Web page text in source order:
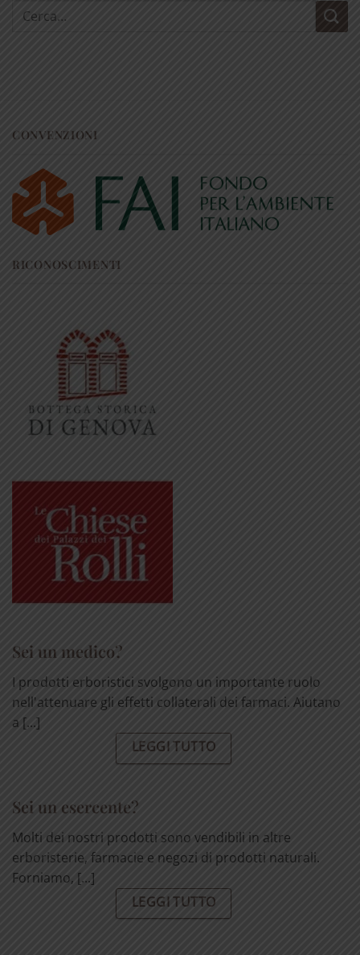
Cerca:
CONVENZIONI
RICONOSCIMENTI
Sei un medico?
I prodotti erboristici svolgono un importante ruolo
nell'attenuare gli effetti collaterali dei farmaci. Aiutano
a [...]
LEGGI TUTTO
Sei un esercente?
Molti dei nostri prodotti sono vendibili in altre
erboristerie, farmacie e negozi di prodotti naturali.
Forniamo, [...]
LEGGI TUTTO